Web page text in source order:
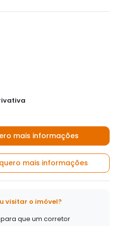
mais informações
mais informações
visitar o imóvel?
que um corretor